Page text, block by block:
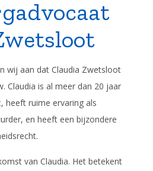
wij aan dat Claudia Zwetsloot
Claudia is al meer dan 20 jaar
heeft ruime ervaring als
en heeft een bijzondere
van Claudia. Het betekent